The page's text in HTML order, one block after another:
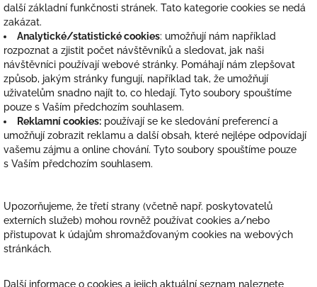
další základní funkčnosti stránek. Tato kategorie cookies se nedá
zakázat.
Analytické/statistické cookies: umožňují nám například
rozpoznat a zjistit počet návštěvníků a sledovat, jak naši
návštěvníci používají webové stránky. Pomáhají nám zlepšovat
způsob, jakým stránky fungují, například tak, že umožňují
uživatelům snadno najít to, co hledají. Tyto soubory spouštíme
pouze s Vaším předchozím souhlasem.
Reklamní cookies: používají se ke sledování preferencí a
umožňují zobrazit reklamu a další obsah, které nejlépe odpovídají
vašemu zájmu a online chování. Tyto soubory spouštíme pouze
s Vaším předchozím souhlasem.
Upozorňujeme, že třetí strany (včetně např. poskytovatelů
externích služeb) mohou rovněž používat cookies a/nebo
přistupovat k údajům shromažďovaným cookies na webových
stránkách.
Další informace o cookies a jejich aktuální seznam naleznete